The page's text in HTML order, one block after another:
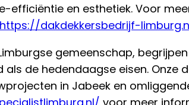
efficiëntie en esthetiek. Voor
https://dakdekkersbedrijf-
gemeenschap,
de hedendaagse eisen. Onze
in Jabeek en